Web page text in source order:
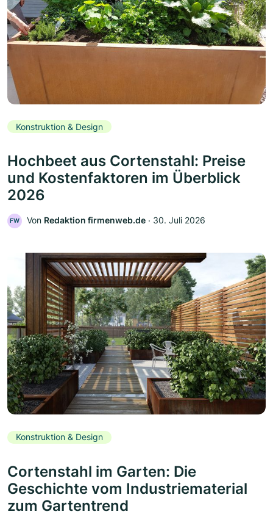
Konstruktion & Design
Hochbeet aus Cortenstahl: Preise
und Kostenfaktoren im Überblick
2026
FW Von Redaktion firmenweb.de ‧ 30. Juli 2026
Konstruktion & Design
Cortenstahl im Garten: Die
Geschichte vom Industriematerial
zum Gartentrend